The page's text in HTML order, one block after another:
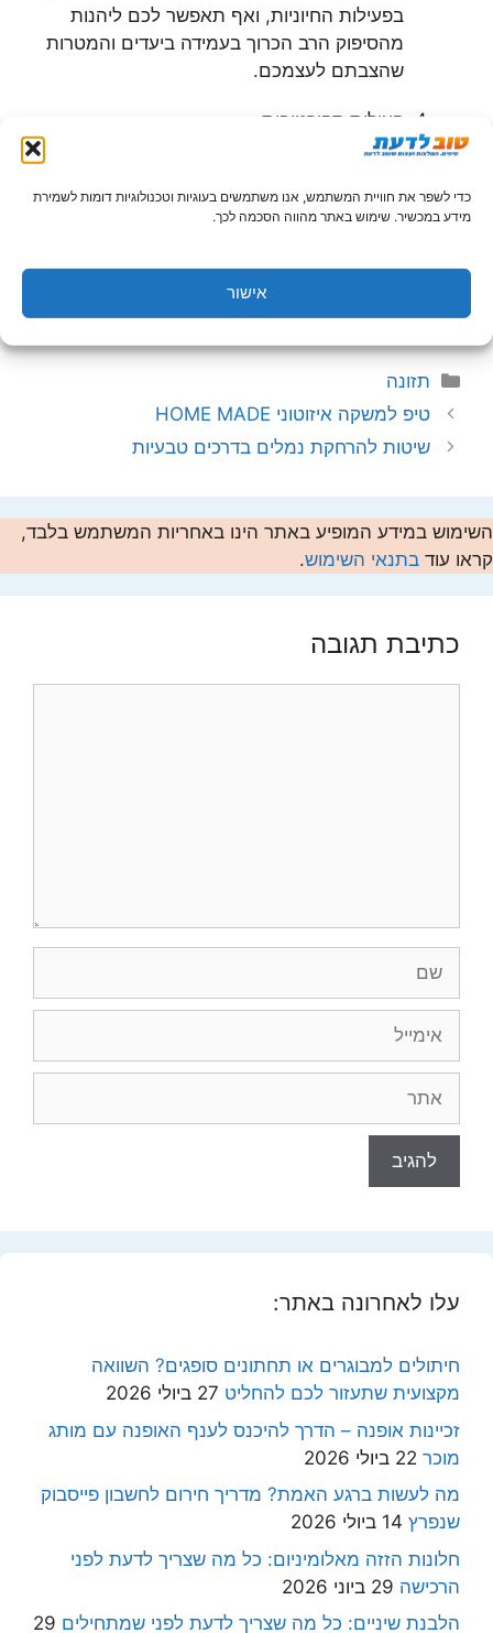
כדי לשפר את חוויית המשתמש, אנו משתמשים בעוגיות וטכנולוגיות דומות לשמירת
מידע במכשיר. שימוש באתר מהווה הסכמה לכך.
אישור
בפעילות החיוניות, ואף תאפשר לכם ליהנות
מהסיפוק הרב הכרוך בעמידה ביעדים והמטרות
שהצבתם לעצמכם.
פעילות ספורטיבית
הורדת משקל הינה החלק הקל יחסית של הליכי
רצוי לאורך זמן. על מנת ליהנות ממשקל גוף רצוי
לאורך זמן, מומלץ להיכנס ל"משטר" ספורטיבי,
בריאותיים משמעותיים, וגם משמירה על משקל
הגוף הרצוי לאורך זמן.
קטגוריות
תזונה
טיפ למשקה איזוטוני HOME MADE
שיטות להרחקת נמלים בדרכים טבעיות
השימוש במידע המופיע באתר הינו באחריות המשתמש בלבד,
קראו עוד בתנאי השימוש.
כתיבת תגובה
עלו לאחרונה באתר:
חיתולים למבוגרים או תחתונים סופגים? השוואה
מקצועית שתעזור לכם להחליט 27 ביולי 2026
זכיינות אופנה – הדרך להיכנס לענף האופנה עם מותג
מוכר 22 ביולי 2026
מה לעשות ברגע האמת? מדריך חירום לחשבון פייסבוק
שנפרץ 14 ביולי 2026
חלונות הזזה מאלומיניום: כל מה שצריך לדעת לפני
הרכישה 29 ביוני 2026
הלבנת שיניים: כל מה שצריך לדעת לפני שמתחילים 29